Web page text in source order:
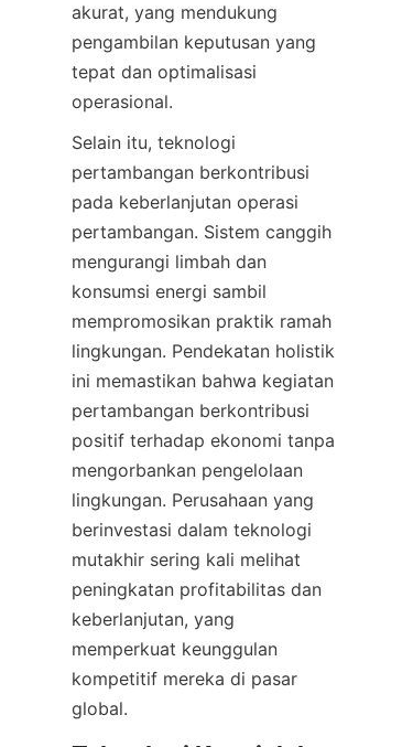
akurat, yang mendukung
pengambilan keputusan yang
tepat dan optimalisasi
operasional.
Selain itu, teknologi
pertambangan berkontribusi
pada keberlanjutan operasi
pertambangan. Sistem canggih
mengurangi limbah dan
konsumsi energi sambil
mempromosikan praktik ramah
lingkungan. Pendekatan holistik
ini memastikan bahwa kegiatan
pertambangan berkontribusi
positif terhadap ekonomi tanpa
mengorbankan pengelolaan
lingkungan. Perusahaan yang
berinvestasi dalam teknologi
mutakhir sering kali melihat
peningkatan profitabilitas dan
keberlanjutan, yang
memperkuat keunggulan
kompetitif mereka di pasar